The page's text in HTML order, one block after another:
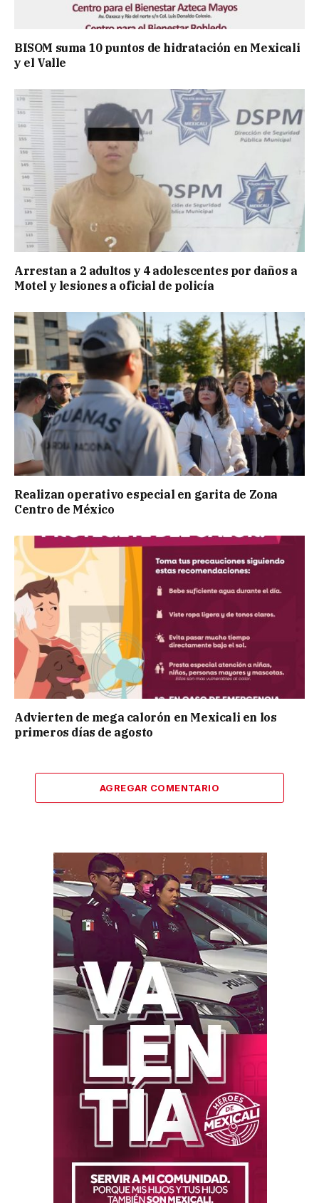
BISOM suma 10 puntos de hidratación en Mexicali
y el Valle
Arrestan a 2 adultos y 4 adolescentes por daños a
Motel y lesiones a oficial de policía
Realizan operativo especial en garita de Zona
Centro de México
Advierten de mega calorón en Mexicali en los
primeros días de agosto
AGREGAR COMENTARIO